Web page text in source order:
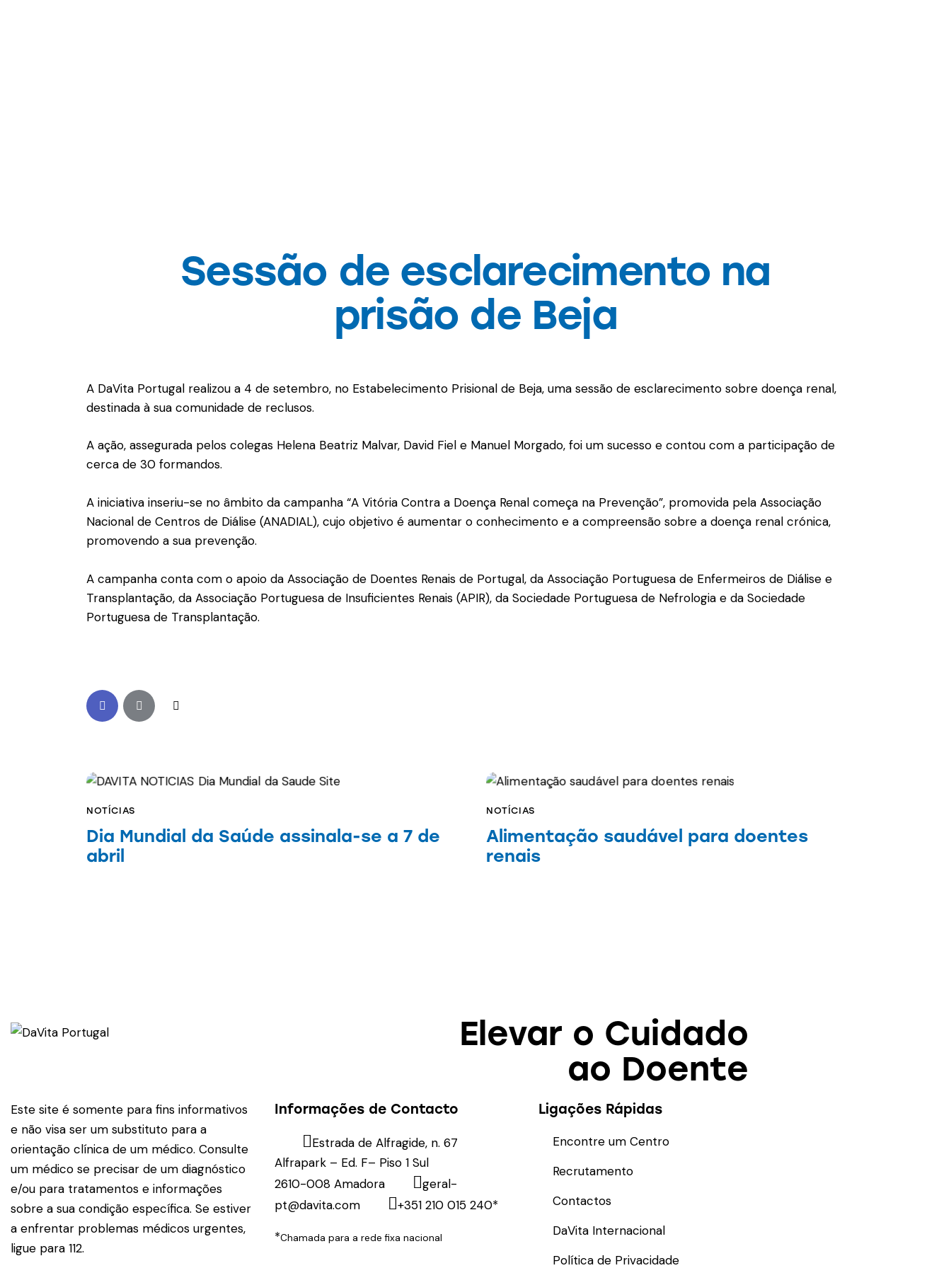
Sessão de esclarecimento na
prisão de Beja
A DaVita Portugal realizou a 4 de setembro, no Estabelecimento Prisional de Beja, uma sessão de esclarecimento sobre doença renal,
destinada à sua comunidade de reclusos.
A ação, assegurada pelos colegas Helena Beatriz Malvar, David Fiel e Manuel Morgado, foi um sucesso e contou com a participação de
cerca de 30 formandos.
A iniciativa inseriu-se no âmbito da campanha “A Vitória Contra a Doença Renal começa na Prevenção”, promovida pela Associação
Nacional de Centros de Diálise (ANADIAL), cujo objetivo é aumentar o conhecimento e a compreensão sobre a doença renal crónica,
promovendo a sua prevenção.
A campanha conta com o apoio da Associação de Doentes Renais de Portugal, da Associação Portuguesa de Enfermeiros de Diálise e
Transplantação, da Associação Portuguesa de Insuficientes Renais (APIR), da Sociedade Portuguesa de Nefrologia e da Sociedade
Portuguesa de Transplantação.
NOTÍCIAS
Dia Mundial da Saúde assinala-se a 7 de
abril
NOTÍCIAS
Alimentação saudável para doentes
renais
Elevar o Cuidado
ao Doente
Este site é somente para fins informativos
e não visa ser um substituto para a
orientação clínica de um médico. Consulte
um médico se precisar de um diagnóstico
e/ou para tratamentos e informações
sobre a sua condição específica. Se estiver
a enfrentar problemas médicos urgentes,
ligue para 112.
Informações de Contacto
Estrada de Alfragide, n. 67
Alfrapark – Ed. F– Piso 1 Sul
2610-008 Amadora
geral-
pt@davita.com
+351 210 015 240*
*Chamada para a rede fixa nacional
Ligações Rápidas
Encontre um Centro
Recrutamento
Contactos
DaVita Internacional
Política de Privacidade